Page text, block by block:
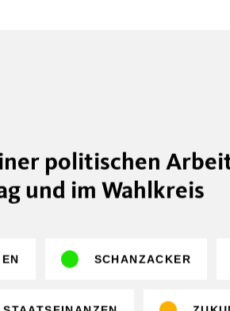
politischen
und im Wahlkreis
SCHANZACKER